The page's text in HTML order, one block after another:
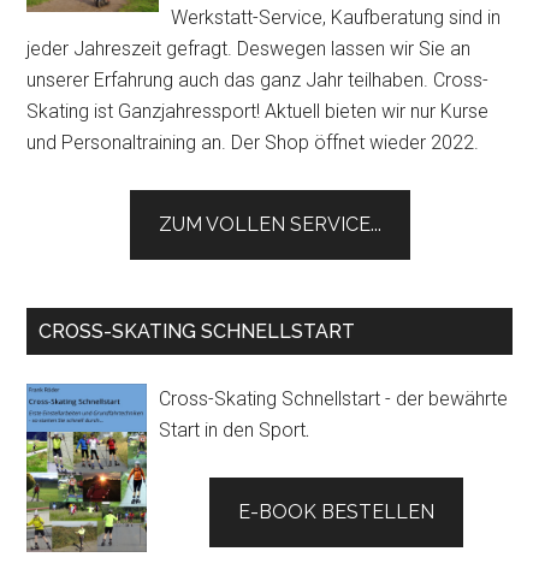
Werkstatt-Service, Kaufberatung sind in
jeder Jahreszeit gefragt. Deswegen lassen wir Sie an
unserer Erfahrung auch das ganz Jahr teilhaben. Cross-
Skating ist Ganzjahressport! Aktuell bieten wir nur Kurse
und Personaltraining an. Der Shop öffnet wieder 2022.
ZUM VOLLEN SERVICE...
CROSS-SKATING SCHNELLSTART
Cross-Skating Schnellstart - der bewährte
Start in den Sport.
E-BOOK BESTELLEN